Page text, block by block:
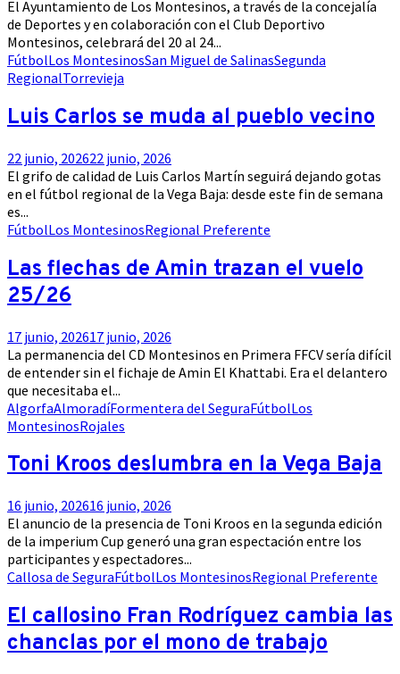
El Ayuntamiento de Los Montesinos, a través de la concejalía
de Deportes y en colaboración con el Club Deportivo
Montesinos, celebrará del 20 al 24...
FútbolLos MontesinosSan Miguel de SalinasSegunda
RegionalTorrevieja
Luis Carlos se muda al pueblo vecino
22 junio, 202622 junio, 2026
El grifo de calidad de Luis Carlos Martín seguirá dejando gotas
en el fútbol regional de la Vega Baja: desde este fin de semana
es...
FútbolLos MontesinosRegional Preferente
Las flechas de Amin trazan el vuelo
25/26
17 junio, 202617 junio, 2026
La permanencia del CD Montesinos en Primera FFCV sería difícil
de entender sin el fichaje de Amin El Khattabi. Era el delantero
que necesitaba el...
AlgorfaAlmoradíFormentera del SeguraFútbolLos
MontesinosRojales
Toni Kroos deslumbra en la Vega Baja
16 junio, 202616 junio, 2026
El anuncio de la presencia de Toni Kroos en la segunda edición
de la imperium Cup generó una gran espectación entre los
participantes y espectadores...
Callosa de SeguraFútbolLos MontesinosRegional Preferente
El callosino Fran Rodríguez cambia las
chanclas por el mono de trabajo